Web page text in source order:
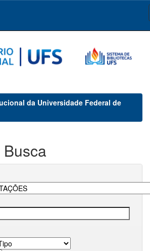
da Universidade Federal de